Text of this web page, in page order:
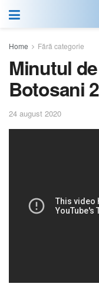
Home Fără categorie
Minutul
Botosani
24 august 2020